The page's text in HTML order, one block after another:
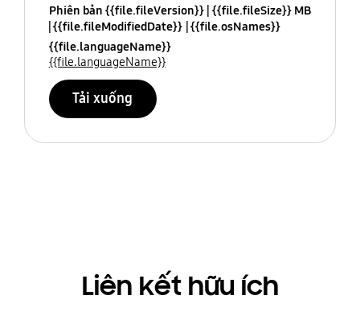
Phiên bản {{file.fileVersion}} {{file.fileSize}} MB
{{file.fileModifiedDate}} {{file.osNames}}
{{file.languageName}}
{{file.languageName}}
Tải xuống
Liên kết hữu ích